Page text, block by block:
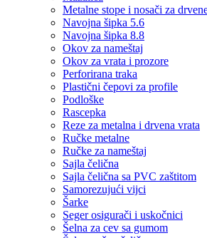
Metalne stope i nosači za
Navojna šipka 5.6
Navojna šipka 8.8
Okov za nameštaj
Okov za vrata i prozore
Perforirana traka
Plastični čepovi za profile
Podloške
Rascepka
Reze za metalna i drvena vrata
Ručke metalne
Ručke za nameštaj
Sajla čelična
Sajla čelična sa PVC zaštitom
Samorezujući vijci
Šarke
Seger osigurači i uskočnici
Šelna za cev sa gumom